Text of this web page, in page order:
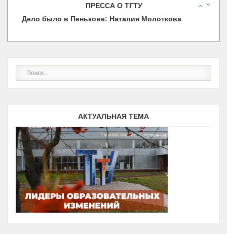
ПРЕССА О ТГТУ
В ТАМБОВЕ ПЛАНИРУЮТ ОТКРЫТЬ МУЗЕЙ
Дело было в Пенькове: Наталия Молоткова
Вторая жизнь бытовых отходов
СТАЖИРОВКУ
ПРЕПОДАВАТЕЛЬ ТЕХНИЧЕСКОГО УНИВЕРСИТЕТА
ВЫШЛА В ПОЛУФИНАЛ ВСЕРОССИЙСКОГО
КОНКУРСА «ПР…
БЕСПИЛОТНЫХ ВОЗДУШНЫХ …
Проект музея наличников разрабатывают в
Студенты ТГТУ разработали проект тамбовского
Музея наличников
АКТУАЛЬНАЯ ТЕМА